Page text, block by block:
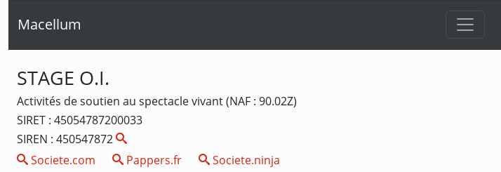
Macellum
STAGE O.I.
Activités de soutien au spectacle vivant (NAF : 90.02Z)
SIRET : 45054787200033
SIREN : 450547872
Societe.com
Pappers.fr Societe.ninja